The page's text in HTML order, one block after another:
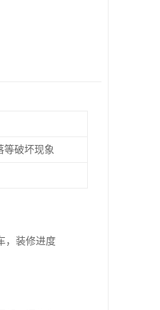
等破坏现象
，装修进度